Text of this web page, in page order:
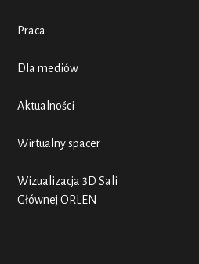
Praca
Dla mediów
Aktualności
Wirtualny spacer
Wizualizacja 3D Sali
Głównej ORLEN